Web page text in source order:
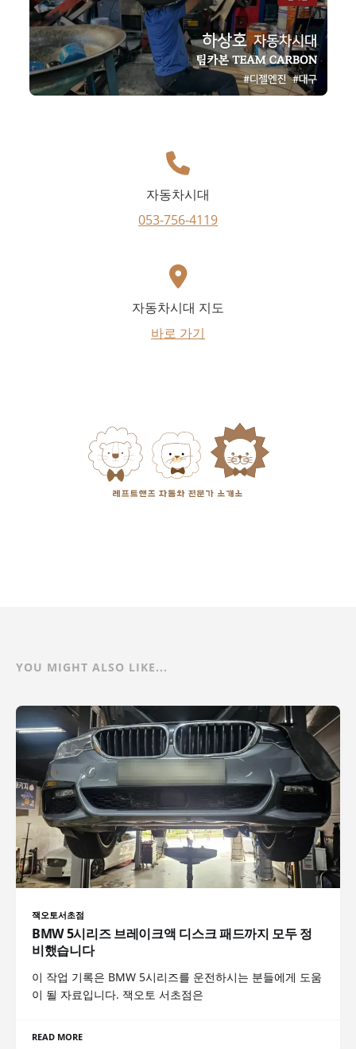
자동차시대
053-756-4119
자동차시대 지도
바로 가기
YOU MIGHT ALSO LIKE...
잭오토서초점
BMW 5시리즈 브레이크액 디스크 패드까지 모두 정
비했습니다
이 작업 기록은 BMW 5시리즈를 운전하시는 분들에게 도움
이 될 자료입니다. 잭오토 서초점은
READ MORE